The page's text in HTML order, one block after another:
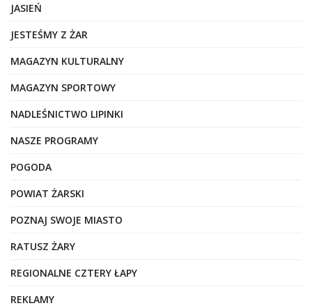
JASIEŃ
JESTEŚMY Z ŻAR
MAGAZYN KULTURALNY
MAGAZYN SPORTOWY
NADLEŚNICTWO LIPINKI
NASZE PROGRAMY
POGODA
POWIAT ŻARSKI
POZNAJ SWOJE MIASTO
RATUSZ ŻARY
REGIONALNE CZTERY ŁAPY
REKLAMY